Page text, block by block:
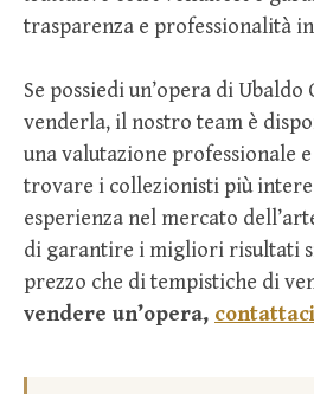
trasparenza e professionalità
Se possiedi un’opera di
venderla, il nostro team è
una valutazione professionale
trovare i collezionisti più
esperienza nel mercato
di garantire i migliori risultati
prezzo che di tempistiche di
vendere un’opera,